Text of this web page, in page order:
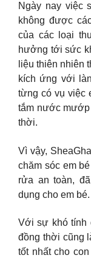
Ngày nay việc
không được
của các loại
hưởng tới sức
liệu thiên nhiên
kích ứng với
từng có vụ việc
tắm nước
thời.
Vì vậy,
chăm sóc em
rửa an toàn,
dụng cho em bé.
Với sự khó tính
đồng thời cũng
tốt nhất cho